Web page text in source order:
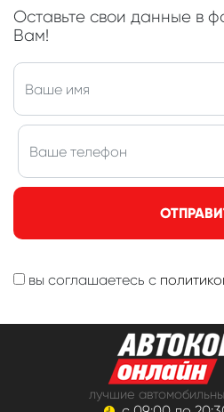
Оставьте свои данные в
Вам!
вы соглашаетесь с
лучшие